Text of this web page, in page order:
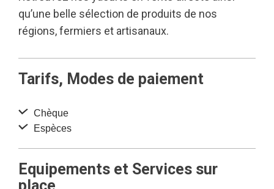
qu’une belle sélection de produits de nos
régions, fermiers et artisanaux.
Tarifs, Modes de paiement
Chèque
Espèces
Equipements et Services sur